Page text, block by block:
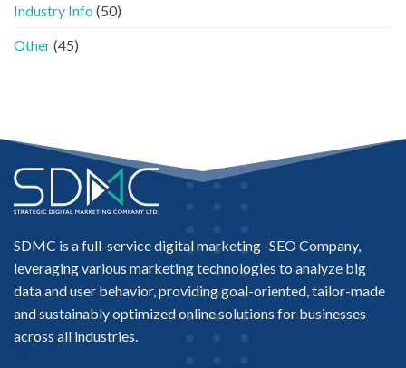
單」？〉
Industry Info (50)
Other(45)
SDMC is a full-service digital marketing -SEO Company,
leveraging various marketing technologies to analyze big
data and user behavior, providing goal-oriented, tailor-made
and sustainably optimized online solutions for businesses
across all industries.